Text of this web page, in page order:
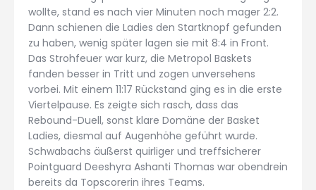
wollte, stand es nach vier Minuten noch mager 2:2.
Dann schienen die Ladies den Startknopf gefunden
zu haben, wenig später lagen sie mit 8:4 in Front.
Das Strohfeuer war kurz, die Metropol Baskets
fanden besser in Tritt und zogen unversehens
vorbei. Mit einem 11:17 Rückstand ging es in die erste
Viertelpause. Es zeigte sich rasch, dass das
Rebound-Duell, sonst klare Domäne der Basket
Ladies, diesmal auf Augenhöhe geführt wurde.
Schwabachs äußerst quirliger und treffsicherer
Pointguard Deeshyra Ashanti Thomas war obendrein
bereits da Topscorerin ihres Teams.